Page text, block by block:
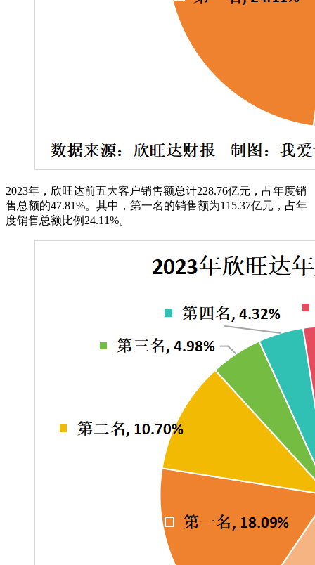
2023年，欣旺达前五大客户销售额总计228.76亿元，占年度销
售总额的47.81%。其中，第一名的销售额为115.37亿元，占年
度销售总额比例24.11%。